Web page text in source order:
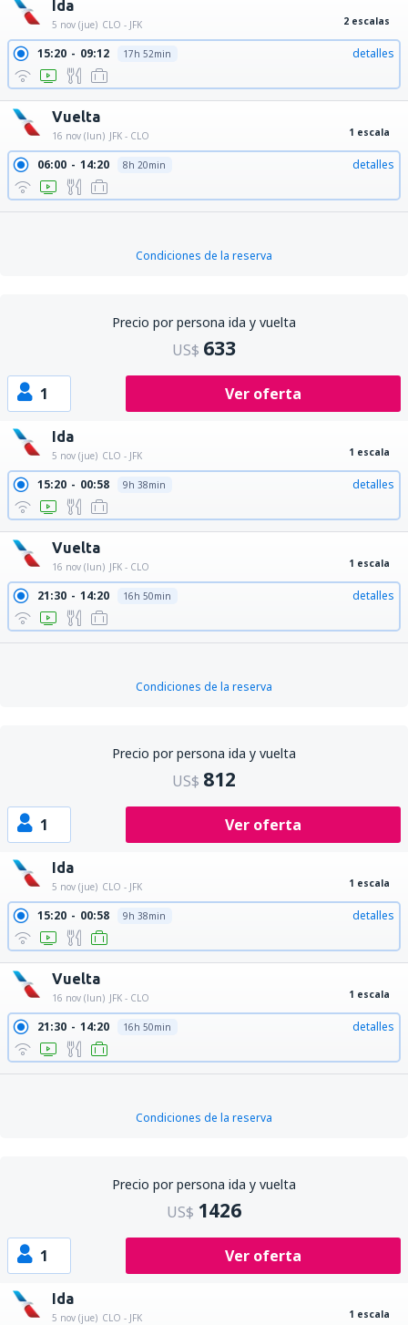
Ida
5 nov (jue) CLO - JFK 2 escalas
15:20 09:12 17h 52min detalles
Vuelta
16 nov (lun) JFK - CLO 1 escala
06:00 14:20 8h 20min detalles
Condiciones de la reserva
Precio por persona ida y vuelta
US$ 633
1 Ver oferta
Ida
5 nov (jue) CLO - JFK 1 escala
15:20 00:58 9h 38min detalles
Vuelta
16 nov (lun) JFK - CLO 1 escala
21:30 14:20 16h 50min detalles
Condiciones de la reserva
Precio por persona ida y vuelta
US$ 812
1 Ver oferta
Ida
5 nov (jue) CLO - JFK 1 escala
15:20 00:58 9h 38min detalles
Vuelta
16 nov (lun) JFK - CLO 1 escala
21:30 14:20 16h 50min detalles
Condiciones de la reserva
Precio por persona ida y vuelta
US$ 1426
1 Ver oferta
Ida
5 nov (jue) CLO - JFK 1 escala